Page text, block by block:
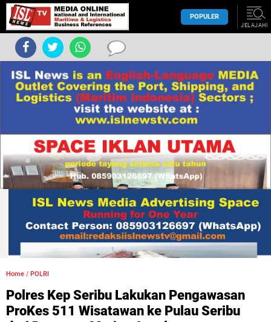
POPULER
JELAJAHI
Home / POLRI
Polres Kep Seribu Lakukan Pengawasan
ProKes 511 Wisatawan ke Pulau Seribu